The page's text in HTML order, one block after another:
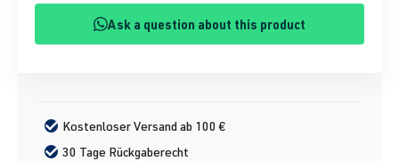
Ask a question about this product
Kostenloser Versand ab 100 €
30 Tage Rückgaberecht